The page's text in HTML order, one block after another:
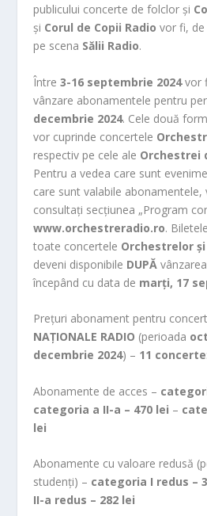
publicului concerte de folclor și
și Corul de Copii Radio vor fi,
pe scena Sălii Radio.
Între3-16 septembrie 2024vor
vânzare abonamentele pentru
decembrie 2024. Cele două
vor cuprinde concertele
respectiv pe cele ale Orchestrei
Pentru a vedea care sunt
care sunt valabile abonamentele,
consultați secțiunea „Program
www.orchestreradio.ro.
toate concertele Orchestrelor
deveni disponibile DUPĂ
începând cu data de marți, 17
Prețuri abonament pentru
NAȚIONALE RADIO (perioada
decembrie 2024) – 11 concerte
Abonamente de acces –
categoria a II-a – 470 lei –
lei
Abonamente cu valoare redusă
studenți) – categoria I redus –
II-a redus – 282 lei